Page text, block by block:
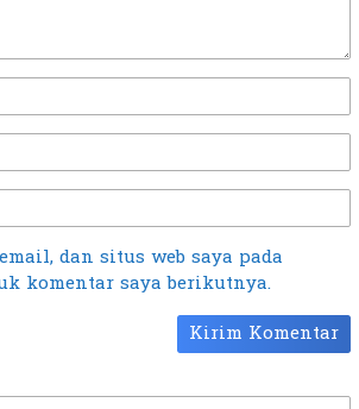
dan situs web saya pada
komentar saya berikutnya.